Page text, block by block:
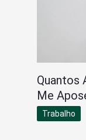
Quantos
Me
Trabalho